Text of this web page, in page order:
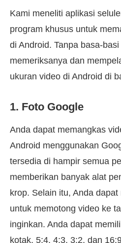
Kami meneliti aplikasi
program khusus untuk
di Android. Tanpa basa-
memeriksanya dan
ukuran video di Android di
1. Foto Google
Anda dapat memangkas
Android menggunakan
tersedia di hampir semua
memberikan banyak alat
krop. Selain itu, Anda
untuk memotong video ke
inginkan. Anda dapat
kotak, 5:4, 4:3, 3:2, dan